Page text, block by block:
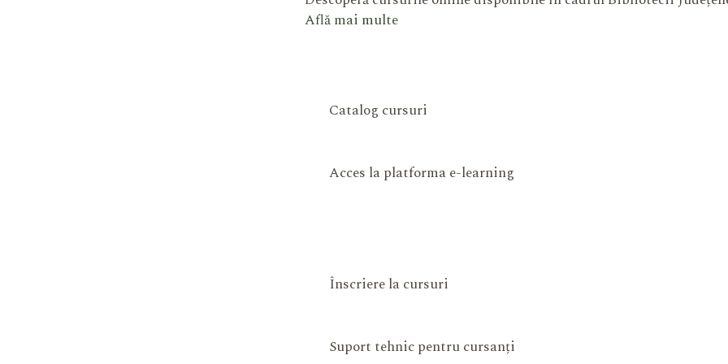
Află mai multe
Catalog cursuri
Acces la platforma e-learning
Înscriere la cursuri
Suport tehnic pentru cursanți